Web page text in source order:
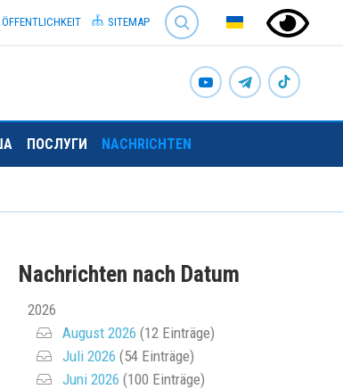
SEARCH
SITEMAP
ПОСЛУГИ NACHRICHTEN
Nachrichten nach Datum
2026
August 2026 (12 Einträge)
Juli 2026 (54 Einträge)
Juni 2026 (100 Einträge)